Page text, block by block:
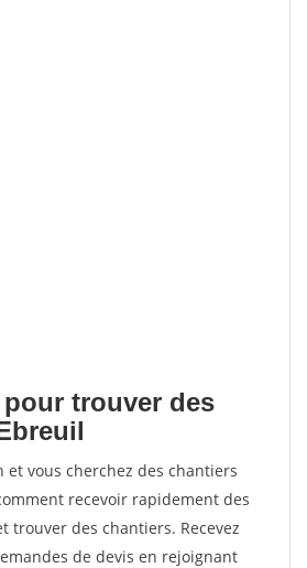
trouver des
et vous cherchez des chantiers
recevoir rapidement des
trouver des chantiers. Recevez
de devis en rejoignant